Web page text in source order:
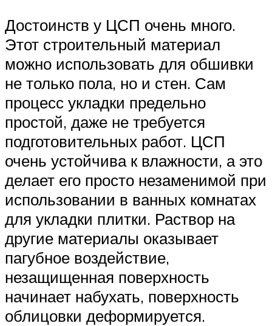
Достоинств у ЦСП очень много.
Этот строительный материал
можно использовать для обшивки
не только пола, но и стен. Сам
процесс укладки предельно
простой, даже не требуется
подготовительных работ. ЦСП
очень устойчива к влажности, а это
делает его просто незаменимой при
использовании в ванных комнатах
для укладки плитки. Раствор на
другие материалы оказывает
пагубное воздействие,
незащищенная поверхность
начинает набухать, поверхность
облицовки деформируется.